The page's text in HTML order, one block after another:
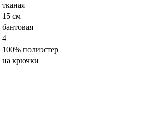
тканая
15 см
бантовая
4
100% полиэстер
на крючки